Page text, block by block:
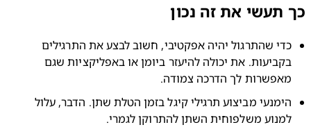
תעשי את זה נכון
כדי שהתרגול יהיה אפקטיבי, חשוב לבצע את התרגילים
לך הדרכה צמודה.
הימנעי מביצוע תרגילי קיגל בזמן הטלת שתן. הדבר, עלול
משלפוחית השתן להתרוקן לגמרי.